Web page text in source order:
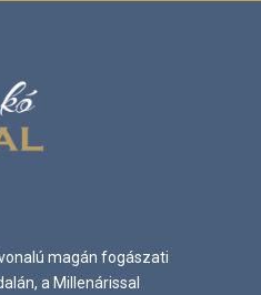
magán fogászati
a Millenárissal